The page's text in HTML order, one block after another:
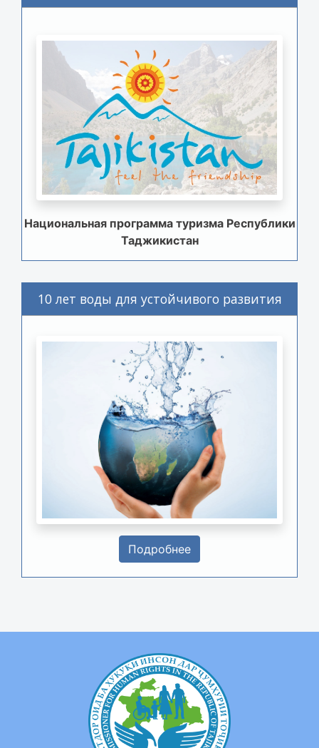
Национальная программа туризма Республики
Таджикистан
10 лет воды для устойчивого развития
Подробнее